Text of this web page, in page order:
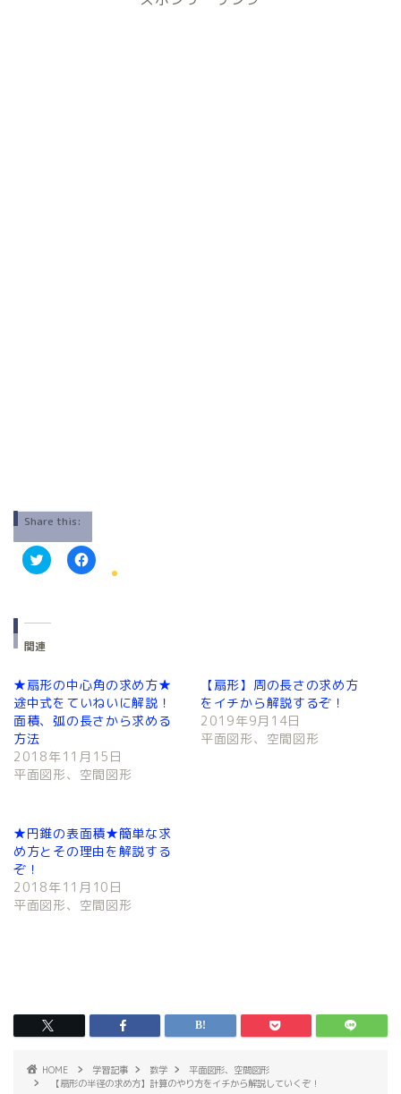
Share this:
ク
し
T
w
t
t
e
r
で
共
有
(
新
し
ン
ド
ウ
で
開
き
ま
す
F
共
有
す
る
に
ク
リ
ッ
ク
だ
さ
い
し
い
ウ
す
関連
★扇形の中心角の求め方★
途中式をていねいに解説！
面積、弧の長さから求める
方法
2018年11月15日
平面図形、空間図形
【扇形】周の長さの求め方
をイチから解説するぞ！
2019年9月14日
平面図形、空間図形
★円錐の表面積★簡単な求
め方とその理由を解説する
ぞ！
2018年11月10日
平面図形、空間図形
HOME 学習記事 数学
平面図形、空間図形
【扇形の半径の求め方】計算のやり方をイチから解説していくぞ！